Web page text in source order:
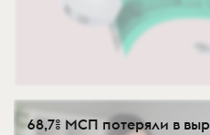
68,7% МСП потеряли в